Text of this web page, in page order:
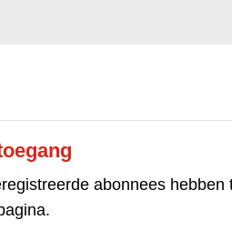
abonnees hebben